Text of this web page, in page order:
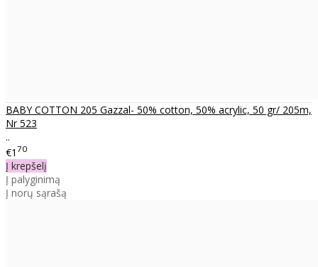
BABY COTTON 205 Gazzal- 50% cotton, 50% acrylic, 50 gr/ 205m,
Nr 523
..
€1 70
Į krepšelį
Į palyginimą
Į norų sąrašą